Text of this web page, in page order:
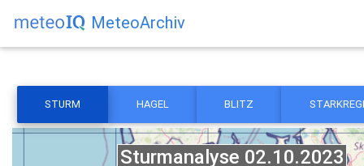
MeteoArchiv
STURM HAGEL BLITZ